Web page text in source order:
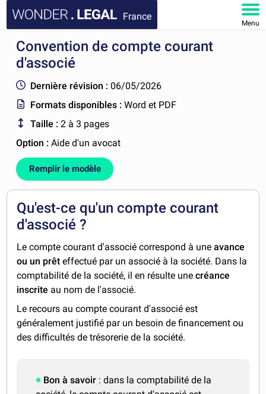
France
Menu
ACCUEIL
FAQ
MON COMPTE
Convention de compte courant
d'associé
Dernière révision : 06/05/2026
Formats disponibles :Word et PDF
Taille : 2 à 3 pages
Option :Aide d'un avocat
Remplir le modèle
Qu'est-ce qu'un compte courant
d'associé ?
Le compte courant d'associé correspond à uneavance
ou un prêt effectué par un associé à la société. Dans la
comptabilité de la société, il en résulte unecréance
inscrite au nom de l'associé.
Le recours au compte courant d'associé est
généralement justifié par un besoin de financement ou
des difficultés de trésorerie de la société.
Bon à savoir : dans la comptabilité de la